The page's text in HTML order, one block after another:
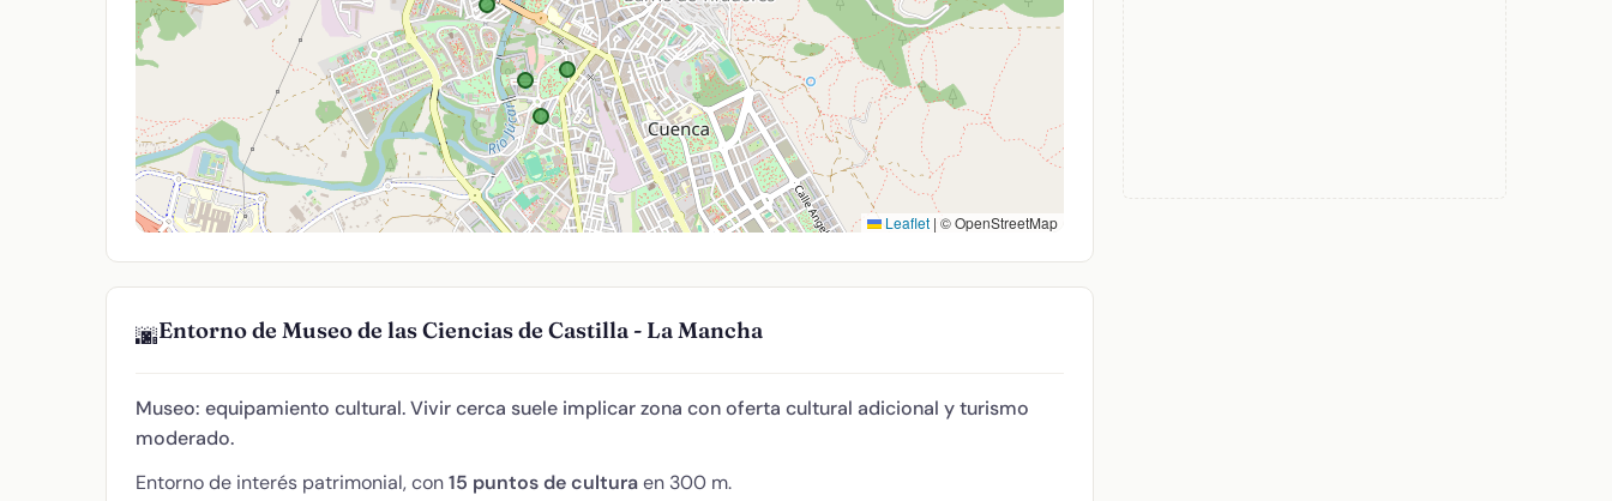
Leaflet | © OpenStreetMap
🌆Entorno de Museo de las Ciencias de Castilla - La Mancha
Museo: equipamiento cultural. Vivir cerca suele implicar zona con oferta cultural adicional y turismo
moderado.
Entorno de interés patrimonial, con15 puntos de culturaen 300 m.